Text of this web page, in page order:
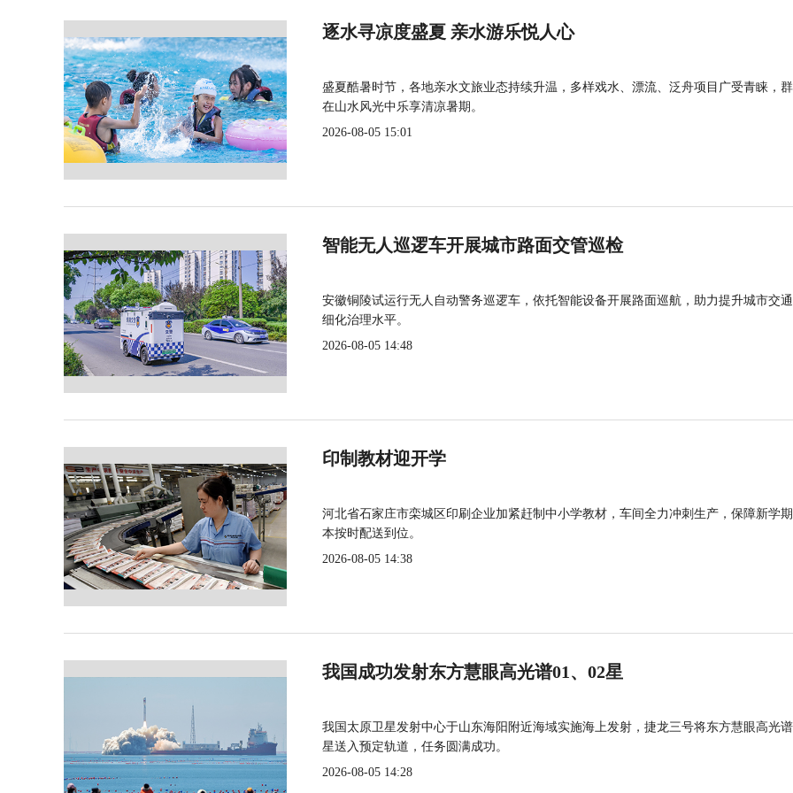
逐水寻凉度盛夏 亲水游乐悦人心
盛夏酷暑时节，各地亲水文旅业态持续升温，多样戏水、漂流、泛舟项目广受青睐，
在山水风光中乐享清凉暑期。
2026-08-05 15:01
智能无人巡逻车开展城市路面交管巡检
安徽铜陵试运行无人自动警务巡逻车，依托智能设备开展路面巡航，助力提升城市交
细化治理水平。
2026-08-05 14:48
印制教材迎开学
河北省石家庄市栾城区印刷企业加紧赶制中小学教材，车间全力冲刺生产，保障新学
本按时配送到位。
2026-08-05 14:38
我国成功发射东方慧眼高光谱01、02星
我国太原卫星发射中心于山东海阳附近海域实施海上发射，捷龙三号将东方慧眼高光
星送入预定轨道，任务圆满成功。
2026-08-05 14:28